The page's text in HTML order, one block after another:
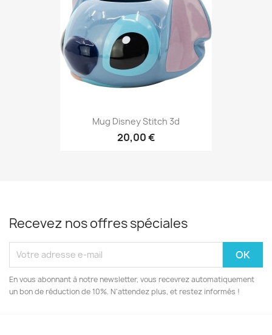
Mug Disney Stitch 3d
20,00 €
Recevez nos offres spéciales
En vous abonnant à notre newsletter, vous recevrez automatiquement
un bon de réduction de 10%. N'attendez plus, et restez informés !